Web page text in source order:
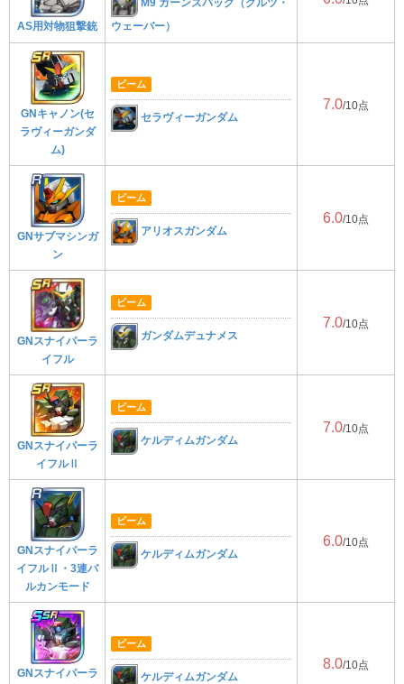
AS用対物狙撃銃
M9 ガーンズバック（クルツ・
ウェーバー）
GNキャノン(セ
ラヴィーガンダ
ム)
ビーム
セラヴィーガンダム
7.0/10点
GNサブマシンガ
ン
ビーム
アリオスガンダム
6.0/10点
GNスナイパーラ
イフル
ビーム
ガンダムデュナメス
7.0/10点
GNスナイパーラ
イフルⅡ
ビーム
ケルディムガンダム
7.0/10点
GNスナイパーラ
イフルⅡ・3連バ
ルカンモード
ビーム
ケルディムガンダム
6.0/10点
GNスナイパーラ
ビーム
ケルディムガンダム
8.0/10点